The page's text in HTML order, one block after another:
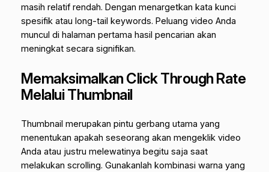
masih relatif rendah. Dengan menargetkan kata kunci
spesifik atau long-tail keywords. Peluang video Anda
muncul di halaman pertama hasil pencarian akan
meningkat secara signifikan.
Memaksimalkan Click Through Rate
Melalui Thumbnail
Thumbnail merupakan pintu gerbang utama yang
menentukan apakah seseorang akan mengeklik video
Anda atau justru melewatinya begitu saja saat
melakukan scrolling. Gunakanlah kombinasi warna yang